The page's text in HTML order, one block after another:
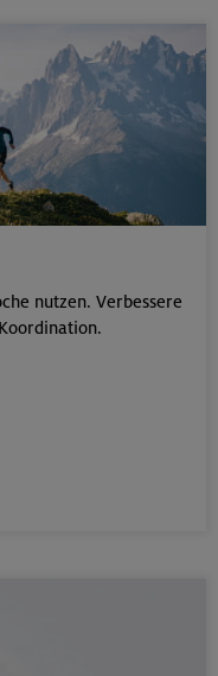
nutzen. Verbessere